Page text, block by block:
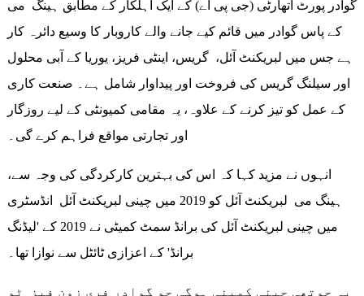
گوادر پورٹ اتھارٹی (جی پی اے) کے ایک اہلکار کے مطابق ہینگ می
کے پاس گوادر میں قائم کیے جانے والے کاروبار کا وسیع دائرہ کار
ہے جس میں لبریکنٹ آئل، گریس، اینٹی فریز، یوریا کے آبی محلول
اور سیلنگ گریس کی فروخت اور پیداوار شامل ہے۔ صنعت کاری
کے عمل کو تیز کرنے کے علاوہ، یہ مقامی کمیونٹی کے لیے روزگار
اور تجارتی مواقع فراہم کرے گی۔
انہوں نے مزید کہا کہ اس کی بہترین کارکردگی کی وجہ سے،
ہینگ می لبریکنٹ آئل کو 2019 میں چینی لبریکنٹ آئل انڈسٹری
میں چینی لبریکنٹ آئل کی برانڈ سمٹ کمیٹی نے 2019 کے 'لیڈنگ
یہ چوتھی چینی کمپنی ہوگی جو گوادر فری زون فیز ٹو